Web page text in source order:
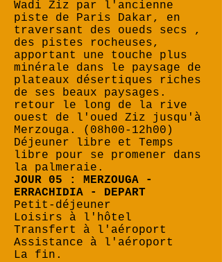
Wadi Ziz par l'ancienne
piste de Paris Dakar, en
traversant des oueds secs ,
des pistes rocheuses,
apportant une touche plus
minérale dans le paysage de
plateaux désertiques riches
de ses beaux paysages.
retour le long de la rive
ouest de l'oued Ziz jusqu'à
Merzouga. ​(08h00-12h00)
Déjeuner libre et Temps
libre pour se promener dans
la palmeraie.
JOUR 05 : MERZOUGA -
ERRACHIDIA - DEPART
Petit-déjeuner
Loisirs à l'hôtel
Transfert à l'aéroport
Assistance à l'aéroport
La fin.